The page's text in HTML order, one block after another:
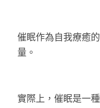
催眠作為自我療癒
量。
實際上，催眠是一